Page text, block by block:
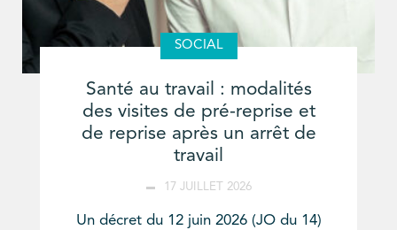
SOCIAL
Santé au travail : modalités
des visites de pré-reprise et
de reprise après un arrêt de
travail
17 JUILLET 2026
Un décret du 12 juin 2026 (JO du 14)